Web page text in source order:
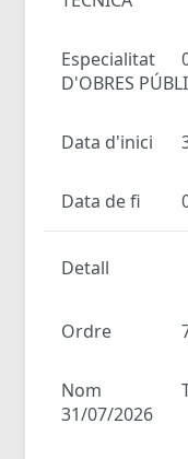
Especialitat
D'OBRES
Data d'inici
Data de fi
Detall
Ordre
Nom
31/07/2026